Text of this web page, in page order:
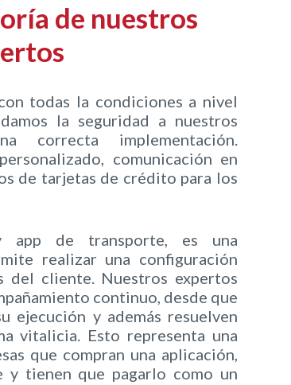
de nuestros
todas la condiciones a nivel
la seguridad a nuestros
correcta implementación.
comunicación en
de tarjetas de crédito para los
app de transporte, es una
realizar una configuración
del cliente. Nuestros expertos
continuo, desde que
ejecución y además resuelven
vitalicia. Esto representa una
que compran una aplicación,
tienen que pagarlo como un